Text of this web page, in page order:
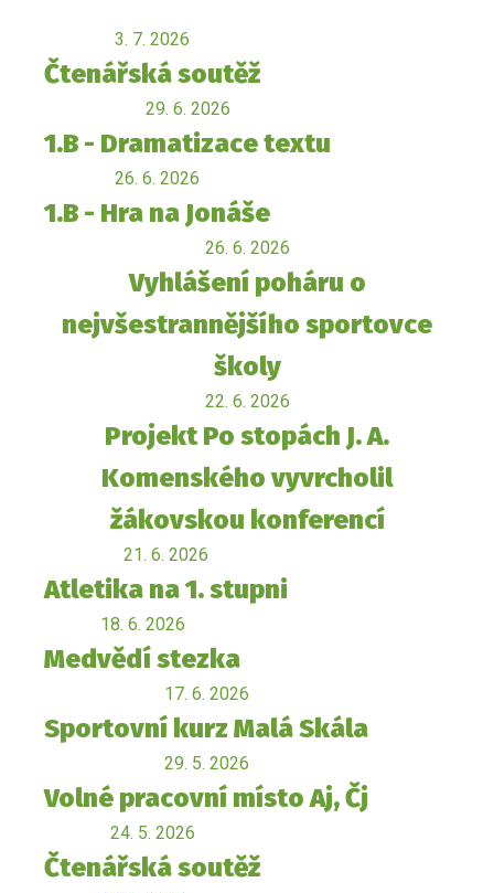
3. 7. 2026
Čtenářská soutěž
29. 6. 2026
1.B - Dramatizace textu
26. 6. 2026
1.B - Hra na Jonáše
26. 6. 2026
Vyhlášení poháru o
nejvšestrannějšího sportovce
školy
22. 6. 2026
Projekt Po stopách J. A.
Komenského vyvrcholil
žákovskou konferencí
21. 6. 2026
Atletika na 1. stupni
18. 6. 2026
Medvědí stezka
17. 6. 2026
Sportovní kurz Malá Skála
29. 5. 2026
Volné pracovní místo Aj, Čj
24. 5. 2026
Čtenářská soutěž